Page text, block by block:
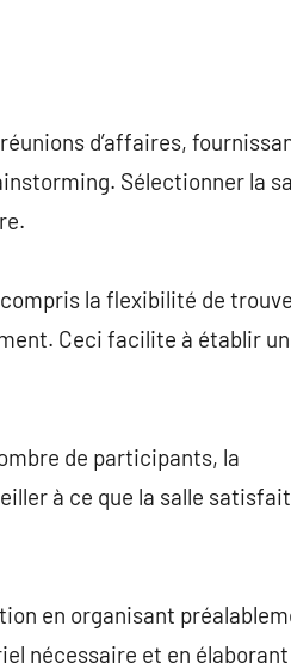
d’affaires,
Sélectionner la
la flexibilité de
Ceci facilite à établir un
de participants, la
à ce que la salle satisfait
en organisant
nécessaire et en